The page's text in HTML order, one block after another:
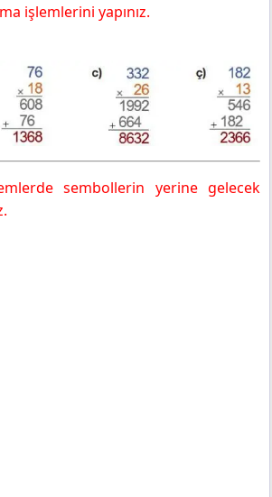
işlemlerini yapınız.
sembollerin yerine gelecek